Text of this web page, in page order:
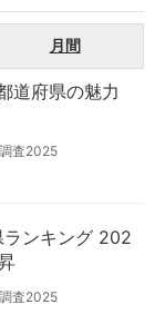
月間
府県の魅力
査2025
ランキング 202
査2025